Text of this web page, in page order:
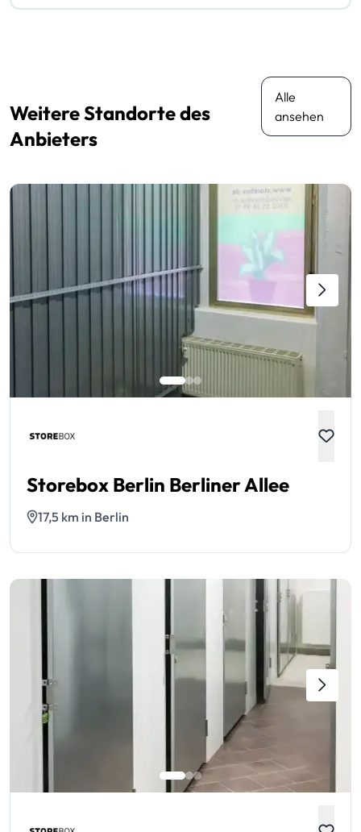
Weitere Standorte des
Anbieters
Alle
ansehen
Storebox Berlin Berliner Allee
17,5 km in Berlin